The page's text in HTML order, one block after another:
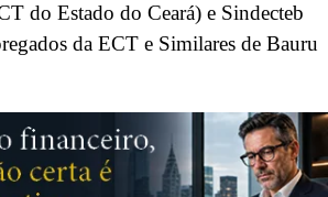
do Estado do Ceará) e Sindecteb
da ECT e Similares de Bauru